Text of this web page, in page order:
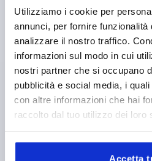
Utilizziamo i cookie per
annunci, per fornire
analizzare il nostro traffico.
informazioni sul modo in cui
nostri partner che si occupano
pubblicità e social media, i
con altre informazioni che hai
raccolto dal tuo utilizzo dei loro
Accetta
IMPUGNATURA GIREVOLE
RESINA TERMOINDURENTE
NER, COMP:ACCIAIO INOX
FILETTATURA=M6
LUNGHEZZA MANIGLIA=54,7
MATERIALE
DIAMETRO ESTERNO=25
D2=8
Numero d’ordine: K0651.1106009